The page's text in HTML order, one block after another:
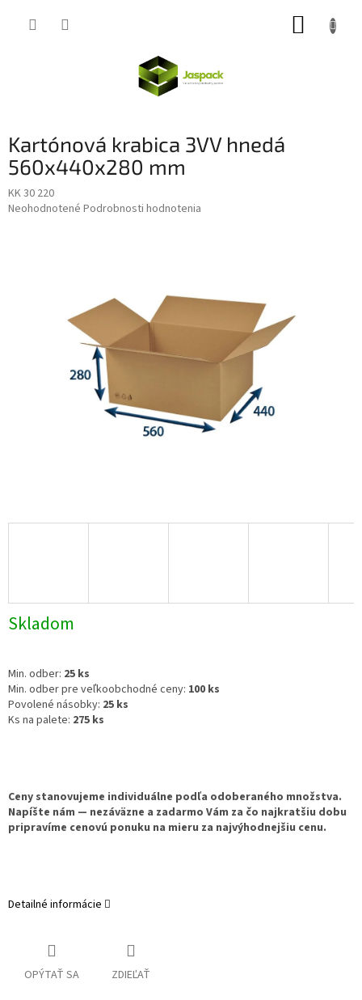
Kartónová krabica 3VV hnedá
560x440x280 mm
KK 30 220
Priemerné
Neohodnotené Podrobnosti hodnotenia
Skladom
Min. odber: 25 ks
Min. odber pre veľkoobchodné ceny: 100 ks
Povolené násobky: 25 ks
Ks na palete: 275 ks
Ceny stanovujeme individuálne podľa odoberaného množstva.
Napíšte nám — nezáväzne a zadarmo Vám za čo najkratšiu dobu
pripravíme cenovú ponuku na mieru za najvýhodnejšiu cenu.
Detailné informácie
OPÝTAŤ SA ZDIEĽAŤ